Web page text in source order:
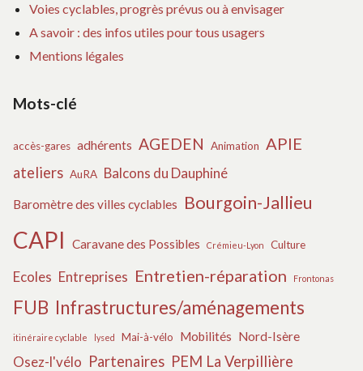
Voies cyclables, progrès prévus ou à envisager
A savoir : des infos utiles pour tous usagers
Mentions légales
Mots-clé
accès-gares adhérents AGEDEN Animation APIE
ateliers AuRA Balcons du Dauphiné
Baromètre des villes cyclables Bourgoin-Jallieu
CAPI Caravane des Possibles Crémieu-Lyon Culture
Ecoles Entreprises Entretien-réparation Frontonas
FUB Infrastructures/aménagements
itinéraire cyclable lysed Mai-à-vélo Mobilités Nord-Isère
Osez-l'vélo Partenaires PEM La Verpillière